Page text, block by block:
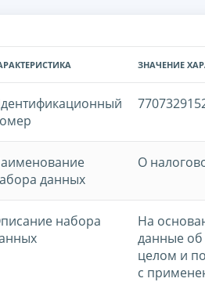
ЗНАЧЕНИЕ
данных
О
набора
На
данные об
целом и
с